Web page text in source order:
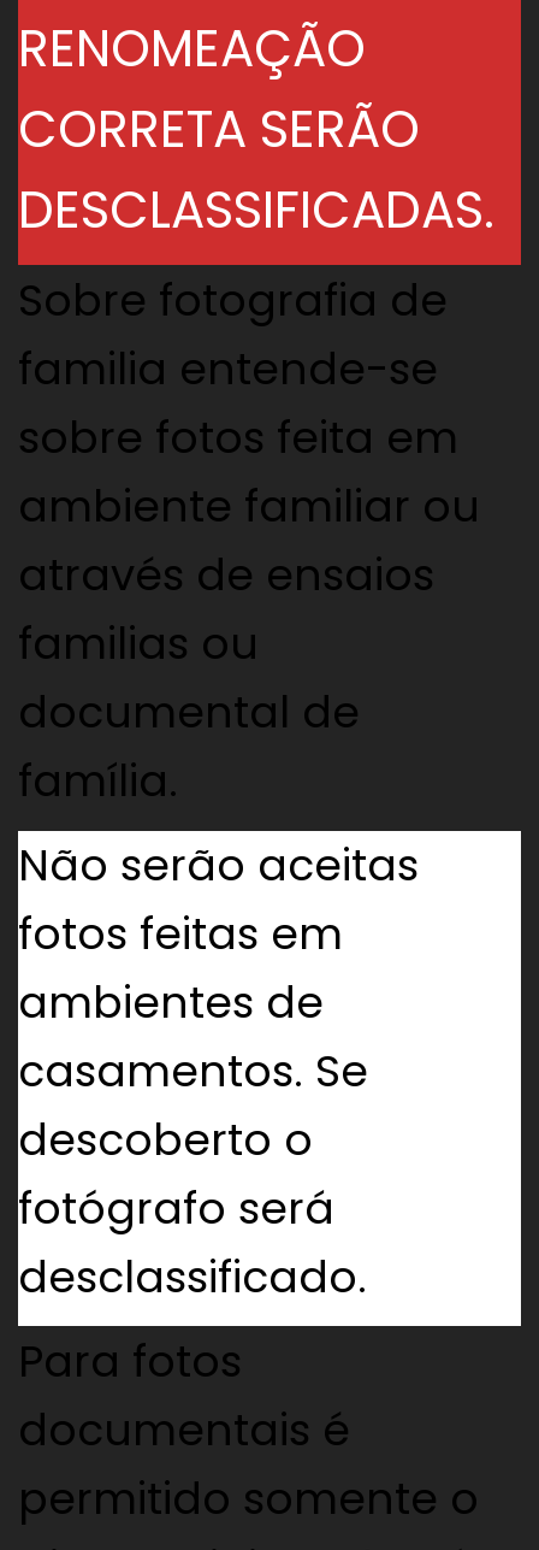
RENOMEAÇÃO
CORRETA SERÃO
DESCLASSIFICADAS.
Sobre fotografia de
familia entende-se
sobre fotos feita em
ambiente familiar ou
através de ensaios
familias ou
documental de
família.
Não serão aceitas
fotos feitas em
ambientes de
casamentos. Se
descoberto o
fotógrafo será
desclassificado.
Para fotos
documentais é
permitido somente o